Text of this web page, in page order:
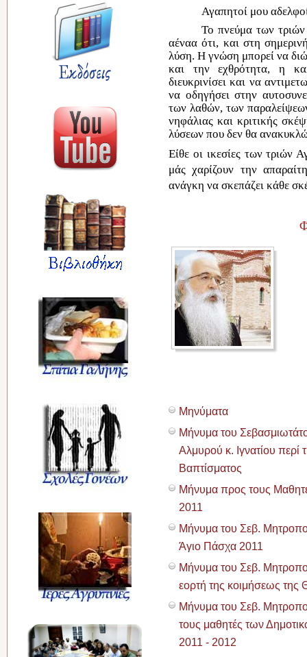
Αγαπητοί μου
Το πνεύμα των
αένααότι, και στη
λύση.Ηγνώση μπορεί να
και τηνεχθρότητα,η
διευκρινίσει και να
να οδηγήσειστην
των λαθών, των
νηφάλιας και κριτικής
λύσεων που δεν θα
Είθε οι ικεσίες των τριών
μάς χαρίζουν την
ανάγκη να σκεπάζει κάθε
Μηνύματα
Μήνυμα του
Αλμυρού κ. Ιγνατίου περί
Βαπτίσματος
Μήνυμα προς τους
2011
Μήνυμα του Σεβ.
Άγιο Πάσχα 2011
Μήνυμα του Σεβ.
εορτή της κοιμήσεως της
Μήνυμα του Σεβ.
τους μαθητές των
2011 - 2012